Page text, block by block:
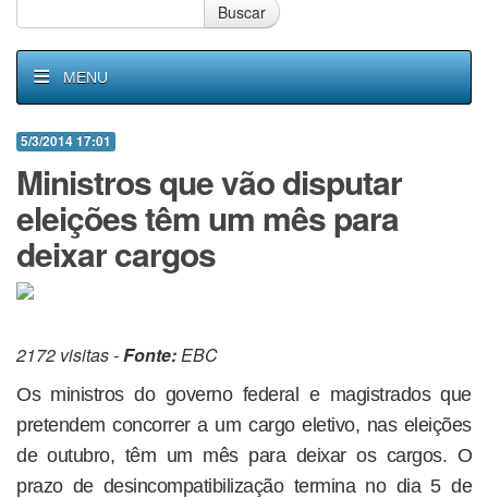
Buscar
MENU
5/3/2014 17:01
Ministros que vão disputar
eleições têm um mês para
deixar cargos
2172 visitas -Fonte:EBC
Os ministros do governo federal e magistrados que
pretendem concorrer a um cargo eletivo, nas eleições
de outubro, têm um mês para deixar os cargos. O
prazo de desincompatibilização termina no dia 5 de